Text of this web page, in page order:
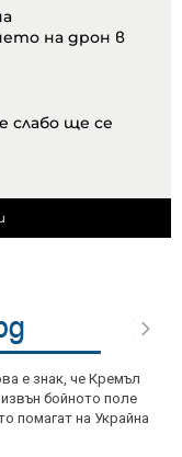
на дрон в
слабо ще се
е знак, че Кремъл
бойното поле
помагат на Украйна